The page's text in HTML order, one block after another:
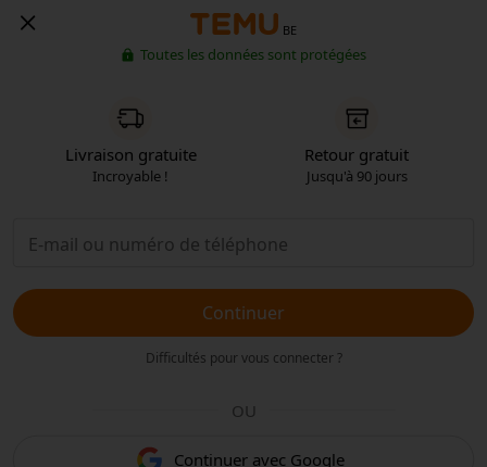
BE
Toutes les données sont protégées
Livraison gratuite
Incroyable !
Retour gratuit
Jusqu'à 90 jours
Continuer
Difficultés pour vous connecter ?
OU
Continuer avec Google